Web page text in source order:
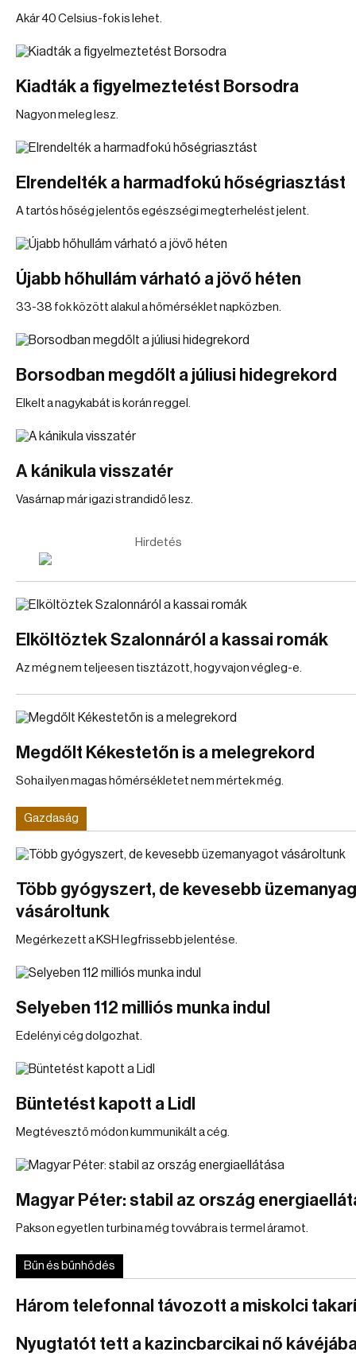
Akár 40 Celsius-fok is lehet.
Kiadták a figyelmeztetést Borsodra
Nagyon meleg lesz.
Elrendelték a harmadfokú hőségriasztást
A tartós hőség jelentős egészségi megterhelést jelent.
Újabb hőhullám várható a jövő héten
33-38 fok között alakul a hőmérséklet napközben.
Borsodban megdőlt a júliusi hidegrekord
Elkelt a nagykabát is korán reggel.
A kánikula visszatér
Vasárnap már igazi strandidő lesz.
Hirdetés
Elköltöztek Szalonnáról a kassai romák
Az még nem teljeesen tisztázott, hogy vajon végleg-e.
Megdőlt Kékestetőn is a melegrekord
Soha ilyen magas hőmérsékletet nem mértek még.
Gazdaság
Több gyógyszert, de kevesebb
vásároltunk
Megérkezett a KSH legfrissebb jelentése.
Selyeben 112 milliós munka indul
Edelényi cég dolgozhat.
Büntetést kapott a Lidl
Megtévesztő módon kummunikált a cég.
Magyar Péter: stabil az ország
Pakson egyetlen turbina még tovvábra is termel áramot.
Bűn és bűnhődés
Három telefonnal távozott a miskolci
Nyugtatót tett a kazincbarcikai nő